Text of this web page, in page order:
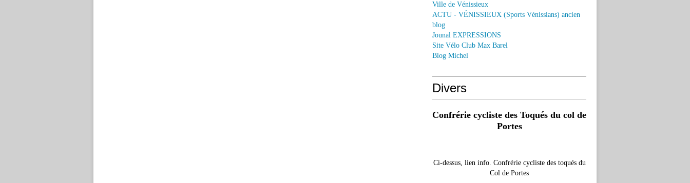
Ville de Vénissieux
ACTU - VÉNISSIEUX (Sports Vénissians) ancien
blog
Jounal EXPRESSIONS
Site Vélo Club Max Barel
Blog Michel
Divers
Confrérie cycliste des Toqués du col de
Portes
Ci-dessus, lien info. Confrérie cycliste des toqués du
Col de Portes